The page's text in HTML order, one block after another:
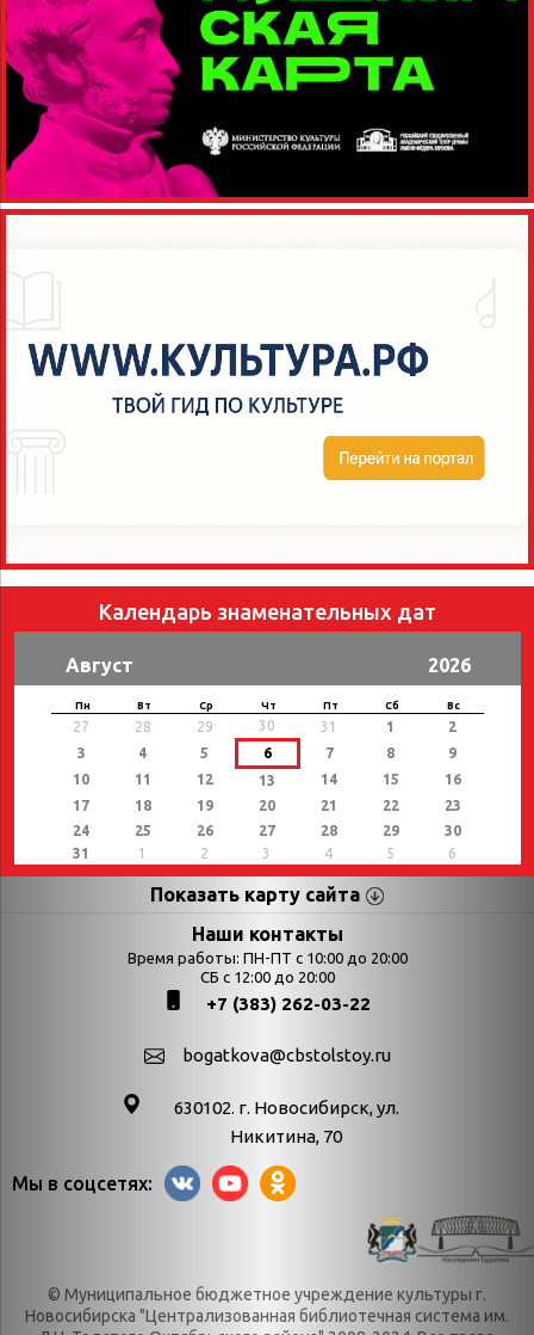
Календарь знаменательных дат
Август 2026
Пн Вт Ср Чт Пт Сб Вс
27 28 29 30 31 1
2
3
4 5 6 7 8
9
10
11 12 13 14 15
16
17
18 19 20 21 22
23
24
25 26 27 28 29
30
31
1 2 3 4 5 6
Показать карту сайта
Страницы Категории
Календарь
Богатков
Новости
Выставки
День в истории
День в истории.
День в истории.
Декабрь
День в истории.
Июль
Наши контакты
Время работы: ПН-ПТ с 10:00 до 20:00
СБ с 12:00 до 20:00
+7 (383) 262-03-22
bogatkova@cbstolstoy.ru
630102. г. Новосибирск, ул.
Никитина, 70
Мы в соцсетях:
© Муниципальное бюджетное учреждение культуры г.
Новосибирска "Централизованная библиотечная система им.